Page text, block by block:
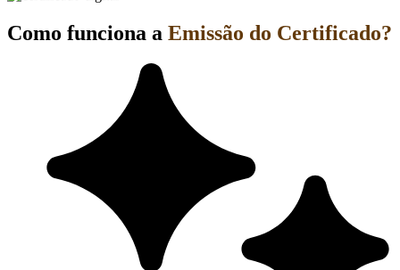
Como funciona a Emissão do Certificado?